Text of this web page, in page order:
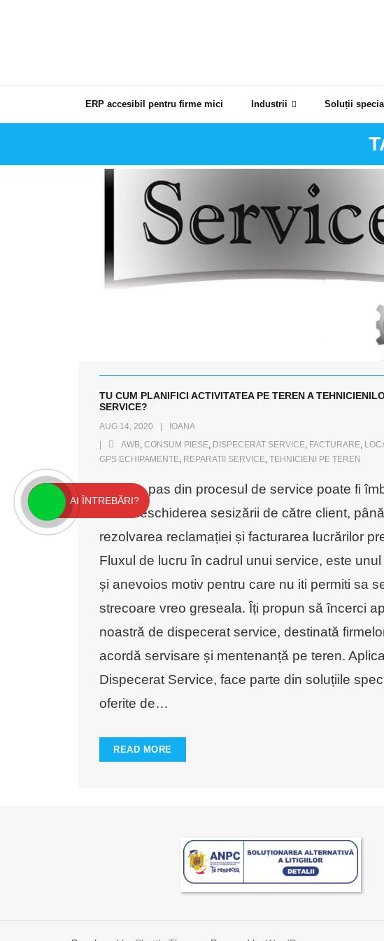
ERP accesibil pentru firme mici Industrii Soluții
TU CUM PLANIFICI ACTIVITATEA PE TEREN A
SERVICE?
AUG 14, 2020
IOANA
AWB, CONSUM PIESE, DISPECERAT SERVICE, FACTURARE,
GPS ECHIPAMENTE, REPARATII SERVICE, TEHNICIENI PE TEREN
Fiecare pas din procesul de service poate fi
de la deschiderea sesizării de către client,
rezolvarea reclamației și facturarea lucrărilor
Fluxul de lucru în cadrul unui service, este
și anevoios motiv pentru care nu iti permiti sa
strecoare vreo greseala. Îți propun să încerci
noastră de dispecerat service, destinată
acordă servisare și mentenanță pe teren.
Dispecerat Service, face parte din soluțiile
oferite de…
READ MORE
AI ÎNTREBĂRI?